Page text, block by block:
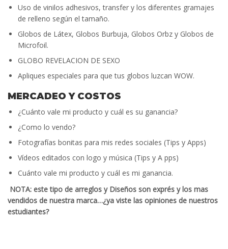
Uso de vinilos adhesivos, transfer y los diferentes gramajes
de relleno según el tamaño.
Globos de Látex, Globos Burbuja, Globos Orbz y Globos de
Microfoil.
GLOBO REVELACION DE SEXO
Apliques especiales para que tus globos luzcan WOW.
MERCADEO Y COSTOS
¿Cuánto vale mi producto y cuál es su ganancia?
¿Como lo vendo?
Fotografías bonitas para mis redes sociales (Tips y Apps)
Vídeos editados con logo y música (Tips y A pps)
Cuánto vale mi producto y cuál es mi ganancia.
NOTA: este tipo de arreglos y Diseños son exprés y los mas
vendidos de nuestra marca…¿ya viste las opiniones de nuestros
estudiantes?